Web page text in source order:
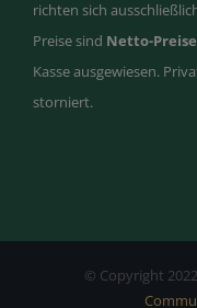
richten sich
Preise sind Netto-Preise
Kasse ausgewiesen.
storniert.
© Copyright